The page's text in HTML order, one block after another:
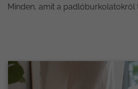
Minden, amit a